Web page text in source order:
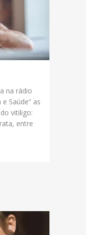
na rádio
Saúde” as
vitiligo:
entre